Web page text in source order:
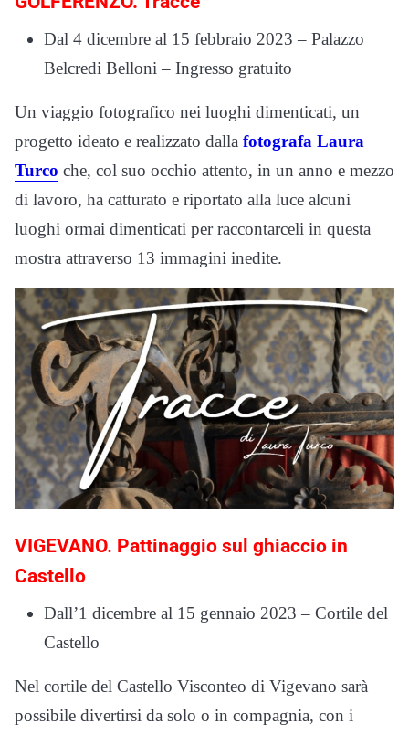
Dal 4 dicembre al 15 febbraio 2023 – Palazzo
Belcredi Belloni – Ingresso gratuito
Un viaggio fotografico nei luoghi dimenticati, un
progetto ideato e realizzato dalla fotografa Laura
Turco che, col suo occhio attento, in un anno e mezzo
di lavoro, ha catturato e riportato alla luce alcuni
luoghi ormai dimenticati per raccontarceli in questa
mostra attraverso 13 immagini inedite.
VIGEVANO. Pattinaggio sul ghiaccio in
Castello
Dall’1 dicembre al 15 gennaio 2023 – Cortile del
Castello
Nel cortile del Castello Visconteo di Vigevano sarà
possibile divertirsi da solo o in compagnia, con i